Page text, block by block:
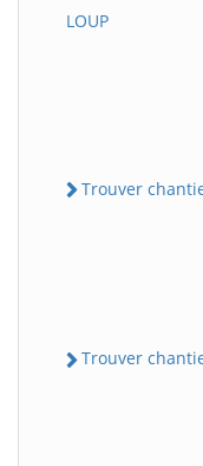
LOUP
Trouver
Trouver